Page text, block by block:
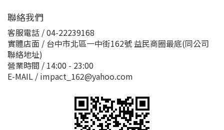
聯絡我們
客服電話 / 04-22239168
實體店面 / 台中市北區一中街162號 益民商圈最底(同公司
聯絡地址)
營業時間 / 14:00 - 23:00
E-MAIL / impact_162@yahoo.com